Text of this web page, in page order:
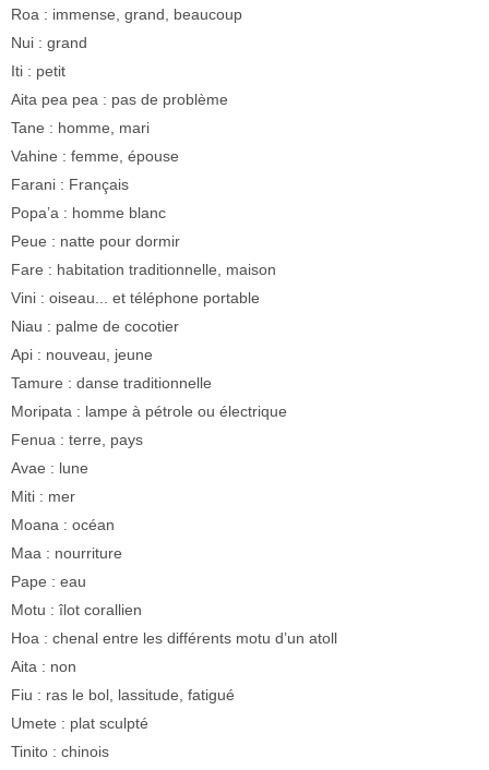
Roa : immense, grand, beaucoup
Nui : grand
Iti : petit
Aita pea pea : pas de problème
Tane : homme, mari
Vahine : femme, épouse
Farani : Français
Popa’a : homme blanc
Peue : natte pour dormir
Fare : habitation traditionnelle, maison
Vini : oiseau... et téléphone portable
Niau : palme de cocotier
Api : nouveau, jeune
Tamure : danse traditionnelle
Moripata : lampe à pétrole ou électrique
Fenua : terre, pays
Avae : lune
Miti : mer
Moana : océan
Maa : nourriture
Pape : eau
Motu : îlot corallien
Hoa : chenal entre les différents motu d’un atoll
Aita : non
Fiu : ras le bol, lassitude, fatigué
Umete : plat sculpté
Tinito : chinois